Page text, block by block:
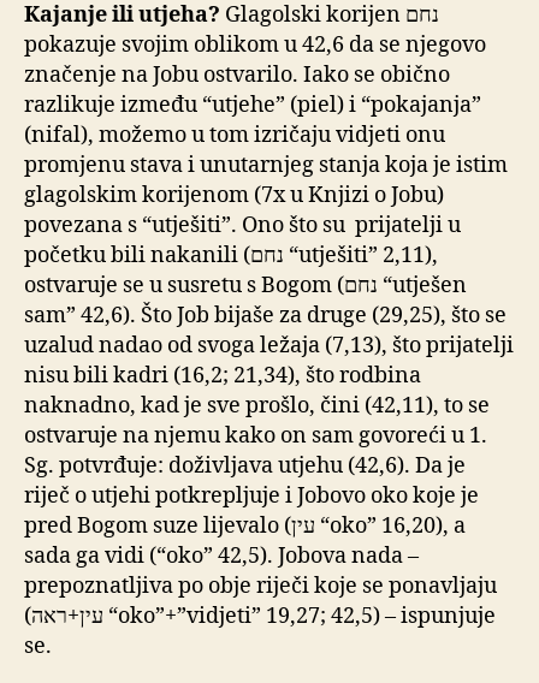
Kajanje ili utjeha? Glagolski korijen נחם
pokazuje svojim oblikom u 42,6 da se njegovo
značenje na Jobu ostvarilo. Iako se obično
razlikuje između “utjehe” (piel) i “pokajanja”
(nifal), možemo u tom izričaju vidjeti onu
promjenu stava i unutarnjeg stanja koja je istim
glagolskim korijenom (7x u Knjizi o Jobu)
povezana s “utješiti”. Ono što su prijatelji u
početku bili nakanili (נחם “utješiti” 2,11),
ostvaruje se u susretu s Bogom (נחם “utješen
sam” 42,6). Što Job bijaše za druge (29,25), što se
uzalud nadao od svoga ležaja (7,13), što prijatelji
nisu bili kadri (16,2; 21,34), što rodbina
naknadno, kad je sve prošlo, čini (42,11), to se
ostvaruje na njemu kako on sam govoreći u 1.
Sg. potvrđuje: doživljava utjehu (42,6). Da je
riječ o utjehi potkrepljuje i Jobovo oko koje je
pred Bogom suze lijevalo (עין “oko” 16,20), a
sada ga vidi (“oko” 42,5). Jobova nada –
prepoznatljiva po obje riječi koje se ponavljaju
(עין+ראה “oko”+”vidjeti” 19,27; 42,5) – ispunjuje
se.